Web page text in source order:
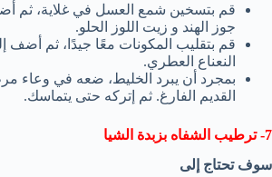
قم بتسخين شمع العسل في غلاية، ثم
جوز الهند و زيت اللوز الحلو.
قم بتقليب المكونات معًا جيدًا، ثم أضف
النعناع العطري.
بمجرد أن يبرد الخليط، ضعه في وعاء
القديم الفارغ. ثم إتركه حتى يتماسك.
7- ترطيب الشفاه بزبدة الشيا
سوف تحتاج إلى